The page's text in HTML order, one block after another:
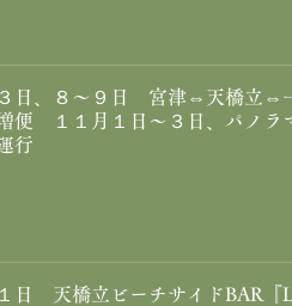
３日、８～９日 宮津⇔天橋立⇔
便 １１月１日～３日、パノラ
行
日 天橋立ビーチサイドBAR『